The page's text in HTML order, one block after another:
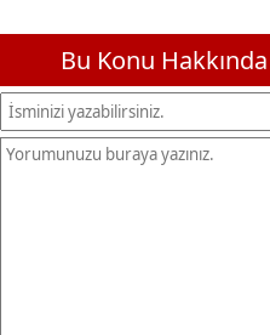
Bu Konu